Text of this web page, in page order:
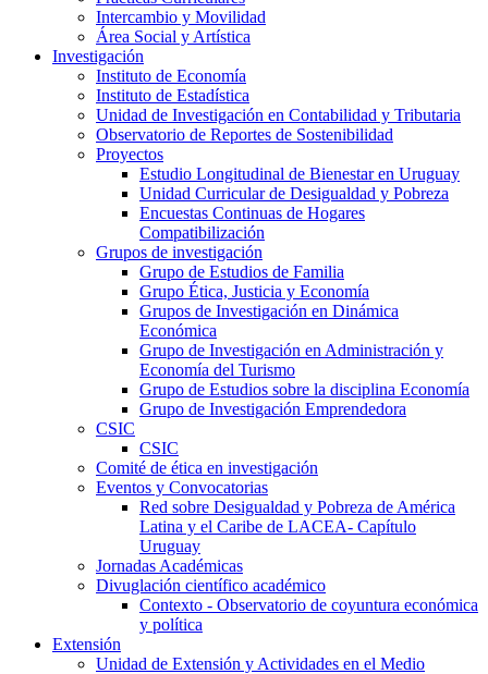
Intercambio y Movilidad
Área Social y Artística
Investigación
Instituto de Economía
Instituto de Estadística
Unidad de Investigación en Contabilidad y Tributaria
Observatorio de Reportes de Sostenibilidad
Proyectos
Estudio Longitudinal de Bienestar en Uruguay
Unidad Curricular de Desigualdad y Pobreza
Encuestas Continuas de Hogares
Compatibilización
Grupos de investigación
Grupo de Estudios de Familia
Grupo Ética, Justicia y Economía
Grupos de Investigación en Dinámica
Económica
Grupo de Investigación en Administración y
Economía del Turismo
Grupo de Estudios sobre la disciplina Economía
Grupo de Investigación Emprendedora
CSIC
CSIC
Comité de ética en investigación
Eventos y Convocatorias
Red sobre Desigualdad y Pobreza de América
Latina y el Caribe de LACEA- Capítulo
Uruguay
Jornadas Académicas
Divuglación científico académico
Contexto - Observatorio de coyuntura económica
y política
Extensión
Unidad de Extensión y Actividades en el Medio